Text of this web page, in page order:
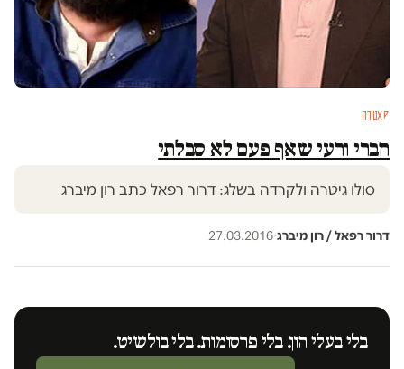
סאטירה
חברי ורעי שאף פעם לא סבלתי
סולו גיטרה ולקרדה בשלג: דרור רפאל כתב רון מיברג
דרור רפאל / רון מיברג·
27.03.2016
בלי בעלי הון. בלי פרסומות. בלי בולשיט.